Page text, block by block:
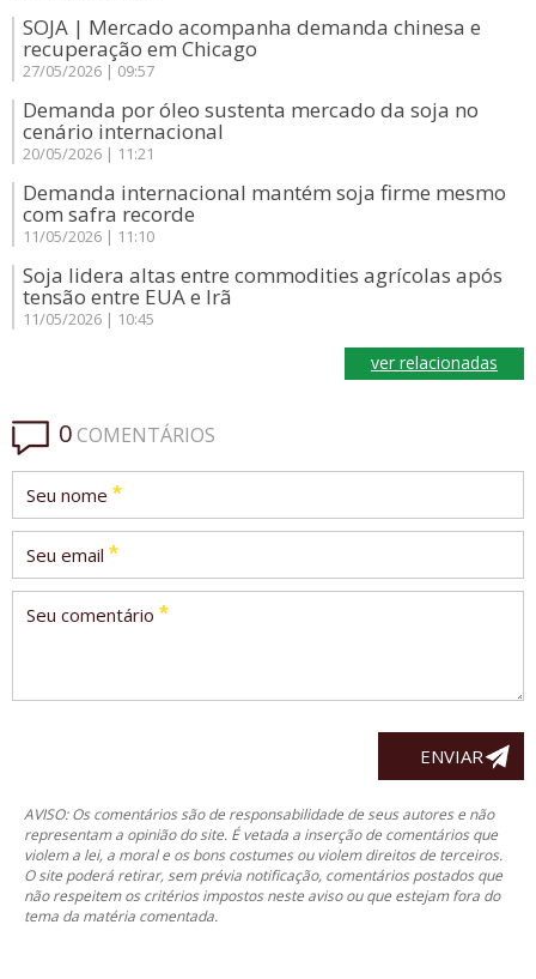
SOJA | Mercado acompanha demanda chinesa e
recuperação em Chicago
27/05/2026 | 09:57
Demanda por óleo sustenta mercado da soja no
cenário internacional
20/05/2026 | 11:21
Demanda internacional mantém soja firme mesmo
com safra recorde
11/05/2026 | 11:10
Soja lidera altas entre commodities agrícolas após
tensão entre EUA e Irã
11/05/2026 | 10:45
ver relacionadas
0COMENTÁRIOS
Seu nome *
Seu email *
Seu comentário *
AVISO: Os comentários são de responsabilidade de seus autores e não
representam a opinião do site. É vetada a inserção de comentários que
violem a lei, a moral e os bons costumes ou violem direitos de terceiros.
O site poderá retirar, sem prévia notificação, comentários postados que
não respeitem os critérios impostos neste aviso ou que estejam fora do
tema da matéria comentada.